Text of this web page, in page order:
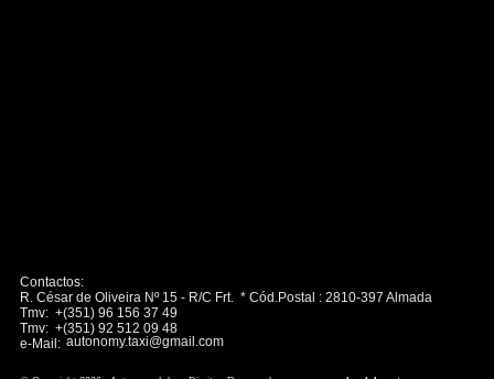
Contactos:
R. César de Oliveira Nº 15 - R/C Frt. * Cód.Postal : 2810-397 Almada
Tmv: +(351) 96 156 37 49
Tmv: +(351) 92 512 09 48
e-Mail: autonomy.taxi@gmail.com